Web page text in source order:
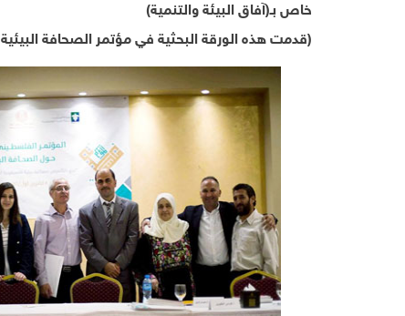
خاص بـ(آفاق البيئة والتنمية)
(قدمت هذه الورقة البحثية في مؤتمر الصحافة البيئية